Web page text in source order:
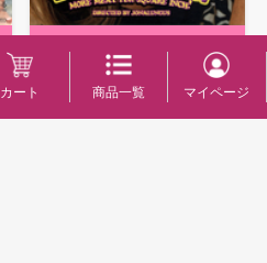
商品詳細へ
カート 商品一覧 マイページ